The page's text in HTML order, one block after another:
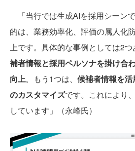
「当行では生成AIを採用シーン
的は、業務効率化、評価の属人化
上です。具体的な事例としては2つ
補者情報と採用ペルソナを掛け合
向上。もう1つは、 候補者情報を
のカスタマイズです。これにより
しています」（永峰氏）